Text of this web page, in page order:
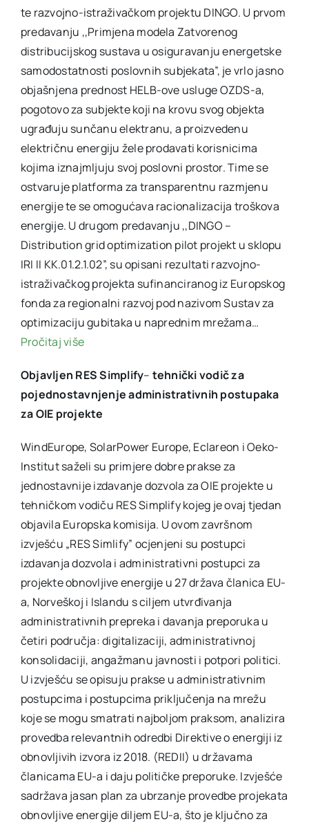
te razvojno-istraživačkom projektu DINGO. U prvom
predavanju ,,Primjena modela Zatvorenog
distribucijskog sustava u osiguravanju energetske
samodostatnosti poslovnih subjekata”, je vrlo jasno
objašnjena prednost HELB-ove usluge OZDS-a,
pogotovo za subjekte koji na krovu svog objekta
ugrađuju sunčanu elektranu, a proizvedenu
električnu energiju žele prodavati korisnicima
kojima iznajmljuju svoj poslovni prostor. Time se
ostvaruje platforma za transparentnu razmjenu
energije te se omogućava racionalizacija troškova
energije. U drugom predavanju ,,DINGO –
Distribution grid optimization pilot projekt u sklopu
IRI II KK.01.2.1.02”, su opisani rezultati razvojno-
istraživačkog projekta sufinanciranog iz Europskog
fonda za regionalni razvoj pod nazivom Sustav za
optimizaciju gubitaka u naprednim mrežama…
Pročitaj više
Objavljen RES Simplify– tehnički vodič za
pojednostavnjenje administrativnih postupaka
za OIE projekte
WindEurope, SolarPower Europe, Eclareon i Oeko-
Institut saželi su primjere dobre prakse za
jednostavnije izdavanje dozvola za OIE projekte u
tehničkom vodiču RES Simplify kojeg je ovaj tjedan
objavila Europska komisija. U ovom završnom
izvješću „RES Simlify” ocjenjeni su postupci
izdavanja dozvola i administrativni postupci za
projekte obnovljive energije u 27 država članica EU-
a, Norveškoj i Islandu s ciljem utvrđivanja
administrativnih prepreka i davanja preporuka u
četiri područja: digitalizaciji, administrativnoj
konsolidaciji, angažmanu javnosti i potpori politici.
U izvješću se opisuju prakse u administrativnim
postupcima i postupcima priključenja na mrežu
koje se mogu smatrati najboljom praksom, analizira
provedba relevantnih odredbi Direktive o energiji iz
obnovljivih izvora iz 2018. (REDII) u državama
članicama EU-a i daju političke preporuke. Izvješće
sadržava jasan plan za ubrzanje provedbe projekata
obnovljive energije diljem EU-a, što je ključno za